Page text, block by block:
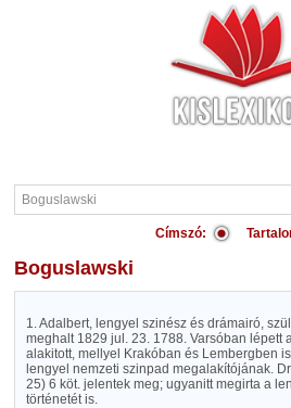
Címszó:
Boguslawski
1. Adalbert, lengyel szinész és drámairó,
meghalt 1829 jul. 23. 1788. Varsóban lépett
alakitott, mellyel Krakóban és Lembergben
lengyel nemzeti szinpad megalakítójának.
25) 6 köt. jelentek meg; ugyanitt megirta a
történetét is.